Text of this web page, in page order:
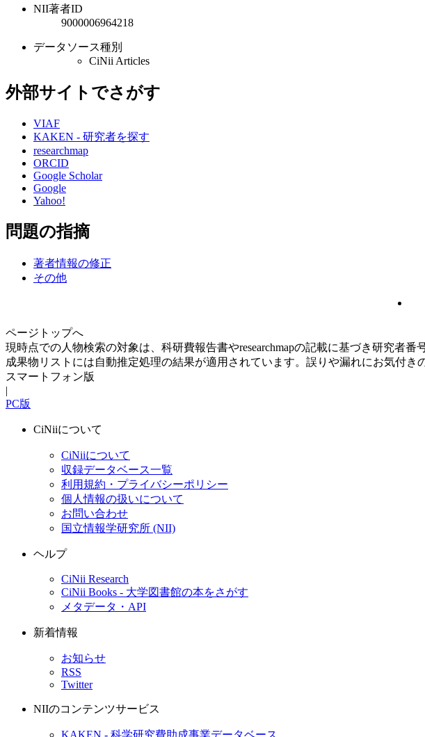
NII著者ID
9000006964218
データソース種別
CiNii Articles
外部サイトでさがす
VIAF
KAKEN - 研究者を探す
researchmap
ORCID
Google Scholar
Google
Yahoo!
問題の指摘
著者情報の修正
その他
ページトップへ
現時点での人物検索の対象は、科研費報告書やresearchmapの記載に基づき研究者番
成果物リストには自動推定処理の結果が適用されています。誤りや漏れにお気付き
スマートフォン版
|
PC版
CiNiiについて
CiNiiについて
収録データベース一覧
利用規約・プライバシーポリシー
個人情報の扱いについて
お問い合わせ
国立情報学研究所 (NII)
ヘルプ
CiNii Research
CiNii Books - 大学図書館の本をさがす
メタデータ・API
新着情報
お知らせ
RSS
Twitter
NIIのコンテンツサービス